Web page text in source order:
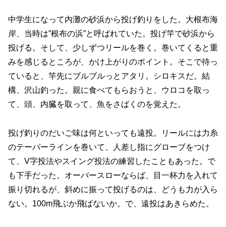
中学生になって内灘の砂浜から投げ釣りをした。大根布海
岸、当時は”根布の浜”と呼ばれていた。投げ竿で砂浜から
投げる。そして、少しずつリールを巻く。巻いてくると重
みを感じるところが、かけ上がりのポイント。そこで待っ
ていると、竿先にブルブルっとアタリ。シロキスだ。結
構、沢山釣った。親に食べてもらおうと、ウロコを取っ
て、頭、内臓を取って、魚をさばくのを覚えた。
投げ釣りのだいご味は何といっても遠投。リールには力糸
のテーパーラインを巻いて、人差し指にグローブをつけ
て、V字投法やスイング投法の練習したこともあった。で
も下手だった。オーバースローならば、目一杯力を入れて
振り切れるが、斜めに振って投げるのは、どうも力が入ら
ない。100m飛ぶか飛ばないか。で、遠投はあきらめた。